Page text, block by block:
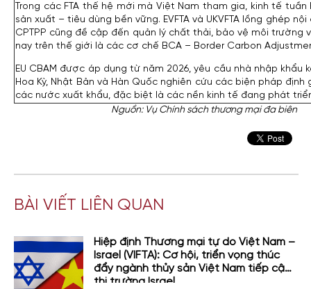
Trong các FTA thế hệ mới mà Việt Nam tham gia, kinh tế
sản xuất – tiêu dùng bền vững. EVFTA và UKVFTA lồng
CPTPP cũng đề cập đến quản lý chất thải, bảo vệ môi
nay trên thế giới là các cơ chế BCA – Border Carbon
EU CBAM được áp dụng từ năm 2026, yêu cầu nhà nhập
Hoa Kỳ, Nhật Bản và Hàn Quốc nghiên cứu các biện pháp
các nước xuất khẩu, đặc biệt là các nền kinh tế đang phát
Nguồn: Vụ Chính sách thương mại đa biên
BÀI VIẾT LIÊN QUAN
Hiệp định Thương mại tự do Việt Nam –
Israel (VIFTA): Cơ hội, triển vọng thúc
đẩy ngành thủy sản Việt Nam tiếp cận
thị trường Israel